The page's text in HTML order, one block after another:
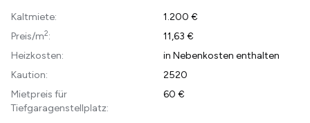
Kaltmiete:
1.200 €
Preis/m2:
11,63 €
Heizkosten:
in Nebenkosten enthalten
Kaution:
2520
Mietpreis für
Tiefgaragenstellplatz:
60 €